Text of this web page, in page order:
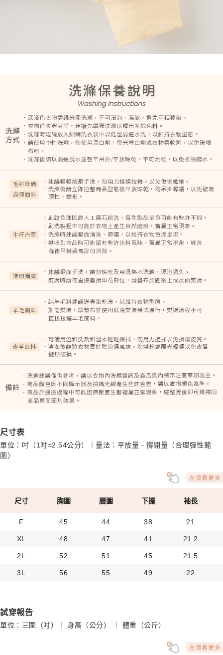
尺寸表
單位：吋（1吋=2.54公分）｜量法：平放量 - 撐開量（合理彈性範
圍）
尺寸 胸圍 腰圍 下擺 袖長
F 45 44 38 21
XL 48 47 41 21.2
2L 52 51 45 21.5
3L 56 55 49 22
試穿報告
單位：三圍（吋）｜ 身高（公分） ｜ 體重（公斤）